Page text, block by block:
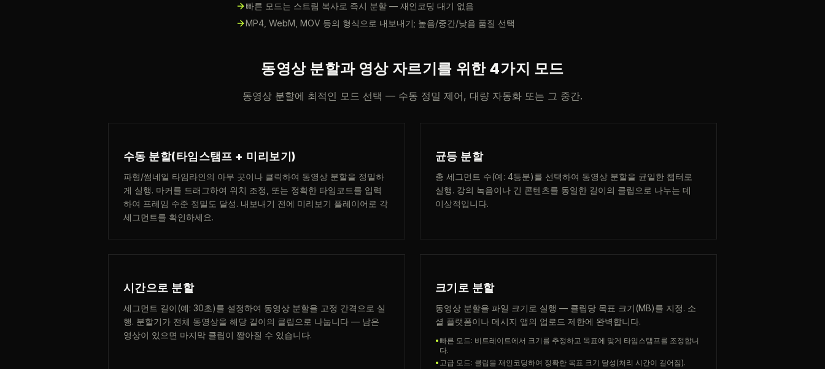
빠른 모드는 스트림 복사로 즉시 분할 — 재인코딩 대기 없음
MP4, WebM, MOV 등의 형식으로 내보내기; 높음/중간/낮음 품질 선택
동영상 분할과 영상 자르기를 위한 4가지 모드
동영상 분할에 최적인 모드 선택 — 수동 정밀 제어, 대량 자동화 또는 그 중간.
수동 분할(타임스탬프 + 미리보기)
파형/썸네일 타임라인의 아무 곳이나 클릭하여 동영상 분할을 정밀하
게 실행. 마커를 드래그하여 위치 조정, 또는 정확한 타임코드를 입력
하여 프레임 수준 정밀도 달성. 내보내기 전에 미리보기 플레이어로 각
세그먼트를 확인하세요.
균등 분할
총 세그먼트 수(예: 4등분)를 선택하여 동영상 분할을 균일한 챕터로
실행. 강의 녹음이나 긴 콘텐츠를 동일한 길이의 클립으로 나누는 데
이상적입니다.
시간으로 분할
세그먼트 길이(예: 30초)를 설정하여 동영상 분할을 고정 간격으로 실
행. 분할기가 전체 동영상을 해당 길이의 클립으로 나눕니다 — 남은
영상이 있으면 마지막 클립이 짧아질 수 있습니다.
크기로 분할
동영상 분할을 파일 크기로 실행 — 클립당 목표 크기(MB)를 지정. 소
셜 플랫폼이나 메시지 앱의 업로드 제한에 완벽합니다.
• 빠른 모드: 비트레이트에서 크기를 추정하고 목표에 맞게 타임스탬프를 조정합니
다.
• 고급 모드: 클립을 재인코딩하여 정확한 목표 크기 달성(처리 시간이 길어짐).